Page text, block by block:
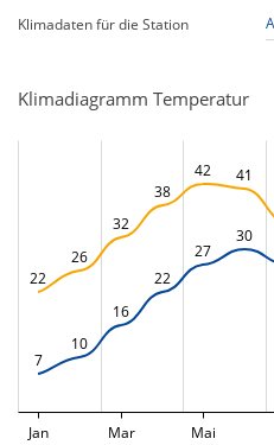
Klimadaten für die Station
Klimadiagramm Temperatur
22
26
32
38
42
41
7
10
16
22
27
30
Jan Mar Mai